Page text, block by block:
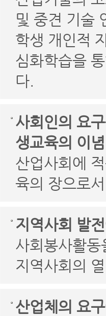
및 중견 기술
학생 개인적
심화학습을
다.
사회인의 요
생교육의 이
산업사회에
육의 장으로
지역사회 발
사회봉사활
지역사회의
산업체의 요